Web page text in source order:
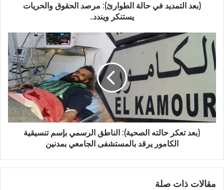
(بعد التمديد في حالة الطوارئ): مرصد الحقوق والحريات
يستنكر ويندد..
(بعد تعكر حالته الصحية): الناطق الرسمي بإسم تنسيقية
الكامور يرقد بالمستشفى الجامعي بمدنين
مقالات ذات صلة